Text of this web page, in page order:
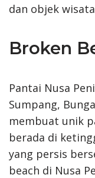
dan objek
Broken
Pantai Nusa
Sumpang,
membuat unik
berada di
yang persis
beach di Nusa